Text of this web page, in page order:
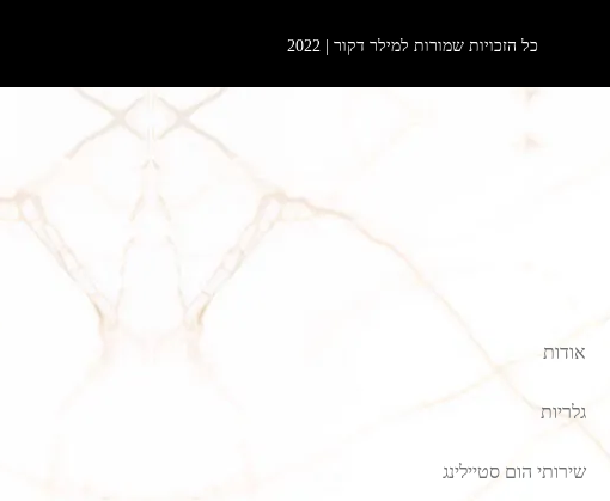
כל הזכויות שמורות למילר דקור | 2022
אודות
גלריות
שירותי הום סטיילינג